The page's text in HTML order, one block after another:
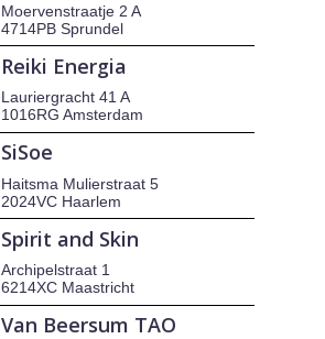
Moervenstraatje 2 A
4714PB Sprundel
Reiki Energia
Lauriergracht 41 A
1016RG Amsterdam
SiSoe
Haitsma Mulierstraat 5
2024VC Haarlem
Spirit and Skin
Archipelstraat 1
6214XC Maastricht
Van Beersum TAO